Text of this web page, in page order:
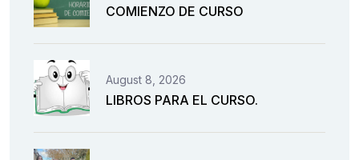
COMIENZO DE CURSO
August 8, 2026
LIBROS PARA EL CURSO.